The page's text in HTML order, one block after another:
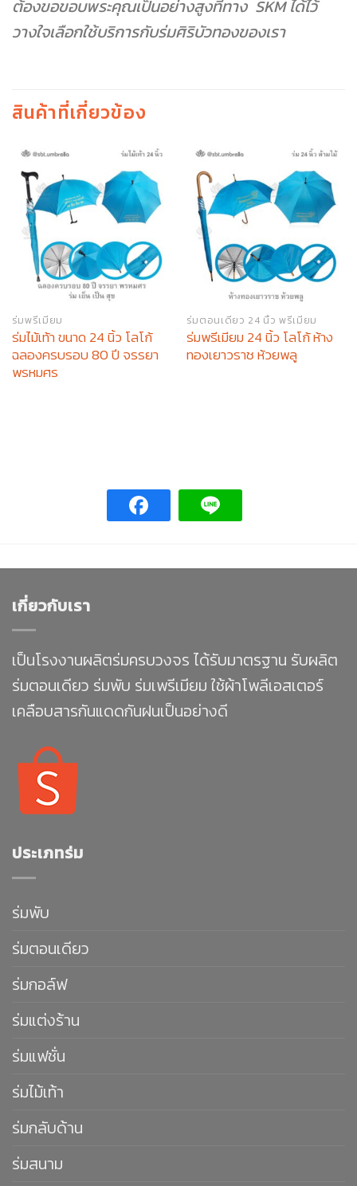
ต้องขอขอบพระคุณเป็นอย่างสูงที่ทาง SKM ได้ไว้
วางใจเลือกใช้บริการกับร่มศิริบัวทองของเรา
สินค้าที่เกี่ยวข้อง
ร่มพรีเมียม
ร่มไม้เท้า ขนาด 24 นิ้ว โลโก้
ฉลองครบรอบ 80 ปี จรรยา
พรหมศร
ร่มตอนเดียว 24 นิ้ว พรีเมียม
ร่มพรีเมียม 24 นิ้ว โลโก้ ห้าง
ทองเยาวราช ห้วยพลู
เกี่ยวกับเรา
เป็นโรงงานผลิตร่มครบวงจร ได้รับมาตรฐาน รับผลิต
ร่มตอนเดียว ร่มพับ ร่มเพรีเมียม ใช้ผ้าโพลีเอสเตอร์
เคลือบสารกันแดดกันฝนเป็นอย่างดี
ประเภทร่ม
ร่มพับ
ร่มตอนเดียว
ร่มกอล์ฟ
ร่มแต่งร้าน
ร่มแฟชั่น
ร่มไม้เท้า
ร่มกลับด้าน
ร่มสนาม